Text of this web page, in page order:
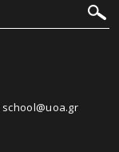
school@uoa.gr